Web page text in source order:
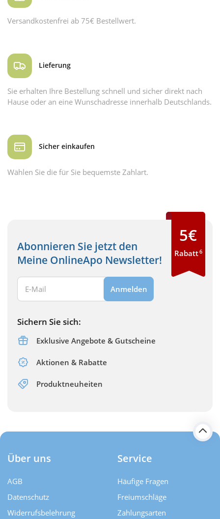
Versandkostenfrei ab 75€ Bestellwert.
Lieferung
Sie erhalten Ihre Bestellung schnell und sicher direkt nach
Hause oder an eine Wunschadresse innerhalb Deutschlands.
Sicher einkaufen
Wählen Sie die für Sie bequemste Zahlart.
Abonnieren Sie jetzt den
Meine OnlineApo Newsletter!
Ihre E-Mail Adresse:
Anmelden
Sichern Sie sich:
Exklusive Angebote & Gutscheine
Aktionen & Rabatte
Produktneuheiten
5€
Rabatt6
Über uns
AGB
Datenschutz
Widerrufsbelehrung
Service
Häufige Fragen
Freiumschläge
Zahlungsarten